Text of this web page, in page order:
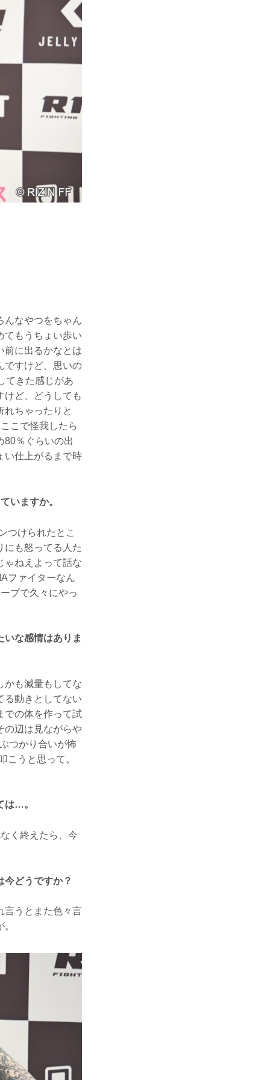
なやつをちゃん
てもうちょい歩い
前に出るかなとは
ですけど、思いの
てきた感じがあ
けど、どうしても
れちゃったりと
こで怪我したら
％ぐらいの出
い仕上がるまで時
いますか。
つけられたとこ
にも怒ってる人た
ゃねえよって話な
ファイターなん
ブで久々にやっ
な感情はありま
も減量もしてな
る動きとしてない
での体を作って試
の辺は見ながらや
つかり合いが怖
こうと思って。
は…。
く終えたら、今
今どうですか？
うとまた色々言